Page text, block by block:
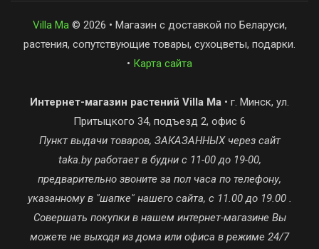
Villa Ma© 2026 • Магазин с доставкой по Беларуси,
растения, сопутствующие товары, сухоцветы, подарки.
• Карта сайта
Интернет-магазин растений Villa Ma • г. Минск, ул.
Притыцкого 34, подъезд 2, офис 6
Пункт выдачи товаров, ЗАКАЗАННЫХ через сайт
taka.by работает в будни с 11-00 до 19-00,
предварительно звоните за пол часа по телефону,
указанному в "шапке" нашего сайта, с 11.00 до 19.00 .
Совершать покупки в нашем интернет-магазине Вы
можете не выходя из дома или офиса в режиме 24/7